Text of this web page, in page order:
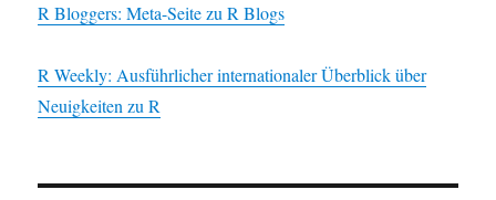
R Bloggers: Meta-Seite zu R Blogs
R Weekly: Ausführlicher internationaler Überblick über
Neuigkeiten zu R